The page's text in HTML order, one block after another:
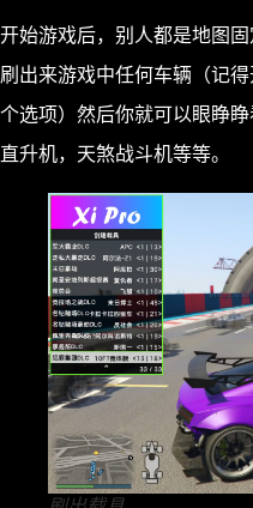
开始游戏后，别人都是地图
刷出来游戏中任何车辆（记
个选项）然后你就可以眼睁
直升机，天煞战斗机等等。